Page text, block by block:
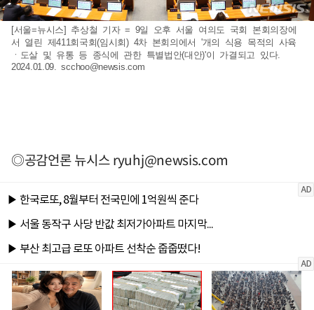
[서울=뉴시스] 추상철 기자 = 9일 오후 서울 여의도 국회 본회의장에
서 열린 제411회국회(임시회) 4차 본회의에서 '개의 식용 목적의 사육
ㆍ도살 및 유통 등 종식에 관한 특별법안(대안)'이 가결되고 있다.
2024.01.09.scchoo@newsis.com
◎공감언론 뉴시스ryuhj@newsis.com